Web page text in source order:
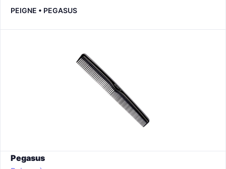
PEIGNE • PEGASUS
Pegasus